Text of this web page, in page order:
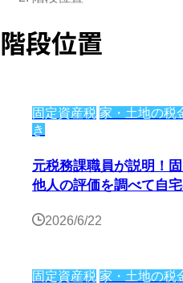
階段位置
固定資産税 家・土地の税
き
元税務課職員が説明！
他人の評価を調べて自
2026/6/22
固定資産税 家・土地の税